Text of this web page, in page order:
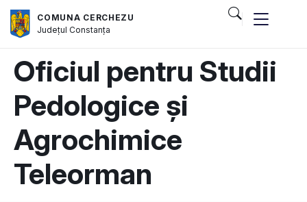
COMUNA CERCHEZU
JudețulConstanța
Oficiul pentru Studii
Pedologice și
Agrochimice
Teleorman